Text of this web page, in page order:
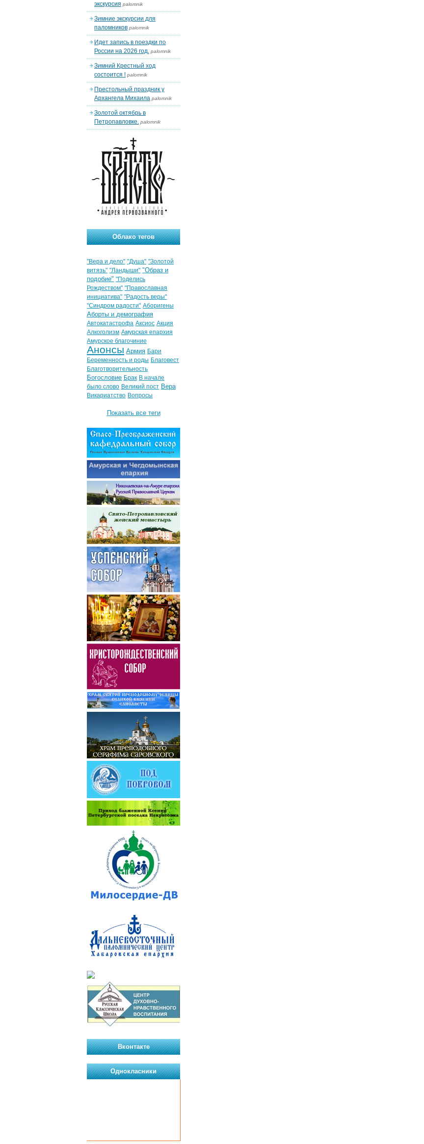
экскурсия palomnik
Зимние экскурсии для
паломников palomnik
Идет запись в поездки по
России на 2026 год. palomnik
Зимний Крестный ход
состоится ! palomnik
Престольный праздник у
Архангела Михаила palomnik
Золотой октябрь в
Петропавловке. palomnik
Облако тегов
"Вера и дело" "Душа" "Золотой
витязь" "Ландыши" "Образ и
подобие" "Поделись
Рождеством" "Православная
инициатива" "Радость веры"
"Синдром радости" Аборигены
Аборты и демография
Автокатастрофа Аксиос Акция
Алкоголизм Амурская епархия
Амурское благочиние
Анонсы Армия Бари
Беременность и роды Благовест
Благотворительность
Богословие Брак В начале
было слово Великий пост Вера
Викариатство Вопросы
Показать все теги
Вконтакте
Однокласники